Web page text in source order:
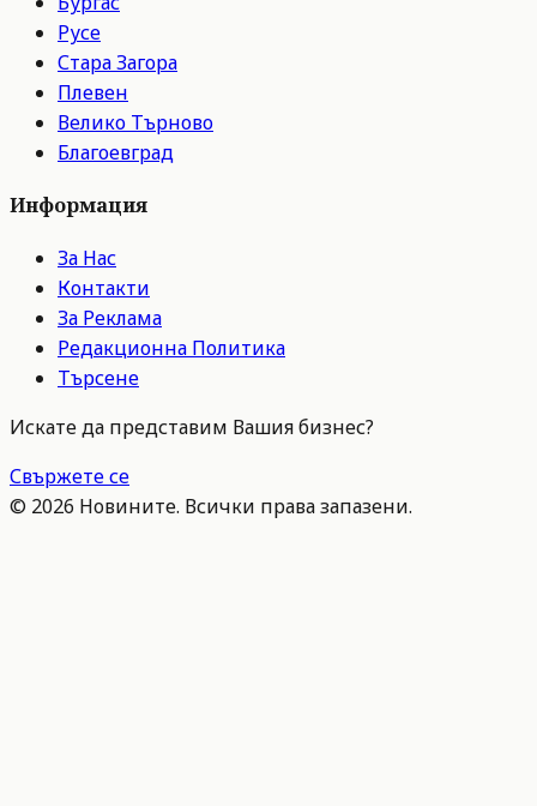
Русе
Стара Загора
Плевен
Велико Търново
Благоевград
Информация
За Нас
Контакти
За Реклама
Редакционна Политика
Търсене
Искате да представим Вашия бизнес?
Свържете се
© 2026 Новините. Всички права запазени.